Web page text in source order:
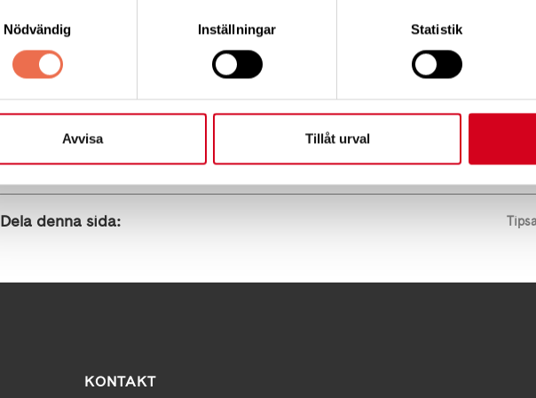
Nödvändig
Inställningar Statistik
Avvisa Tillåt urval
Du måste ta med dig en en giltigt ID-handling, det är enbart möjligt att
ombord på båten.
Dela denna sida:
KONTAKT